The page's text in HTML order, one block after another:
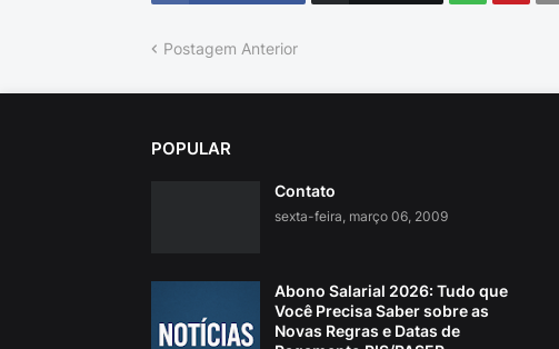
Postagem Anterior
POPULAR
Contato
sexta-feira, março 06, 2009
Abono Salarial 2026: Tudo que
Você Precisa Saber sobre as
Novas Regras e Datas de